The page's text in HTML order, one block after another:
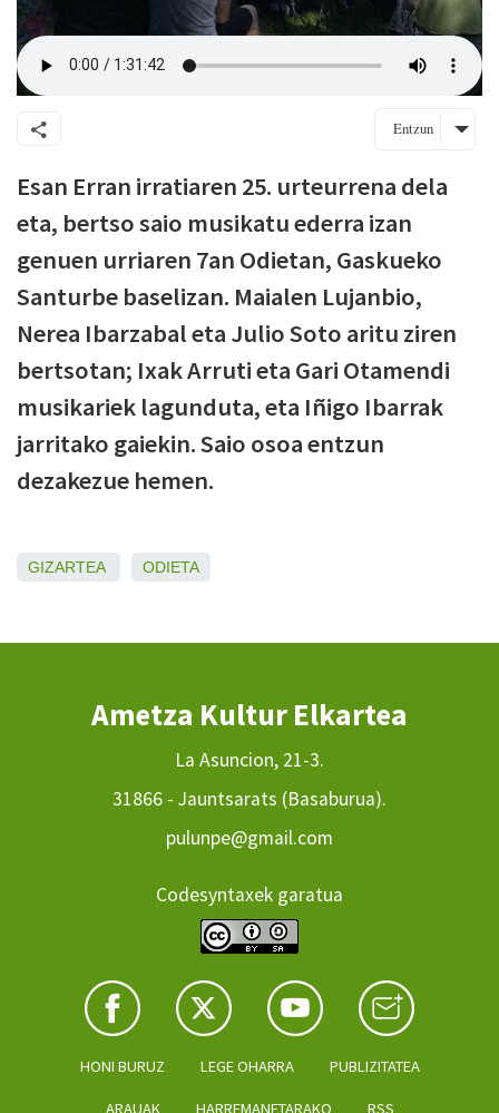
Entzun
Esan Erran irratiaren 25. urteurrena dela
eta, bertso saio musikatu ederra izan
genuen urriaren 7an Odietan, Gaskueko
Santurbe baselizan. Maialen Lujanbio,
Nerea Ibarzabal eta Julio Soto aritu ziren
bertsotan; Ixak Arruti eta Gari Otamendi
musikariek lagunduta, eta Iñigo Ibarrak
jarritako gaiekin. Saio osoa entzun
dezakezue hemen.
GIZARTEA ODIETA
Ametza Kultur Elkartea
La Asuncion, 21-3.
31866 - Jauntsarats (Basaburua).
pulunpe@gmail.com
Codesyntaxek garatua
HONI BURUZ LEGE OHARRA PUBLIZITATEA